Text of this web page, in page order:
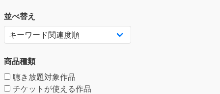
並べ替え
商品種類
聴き放題対象作品
チケットが使える作品